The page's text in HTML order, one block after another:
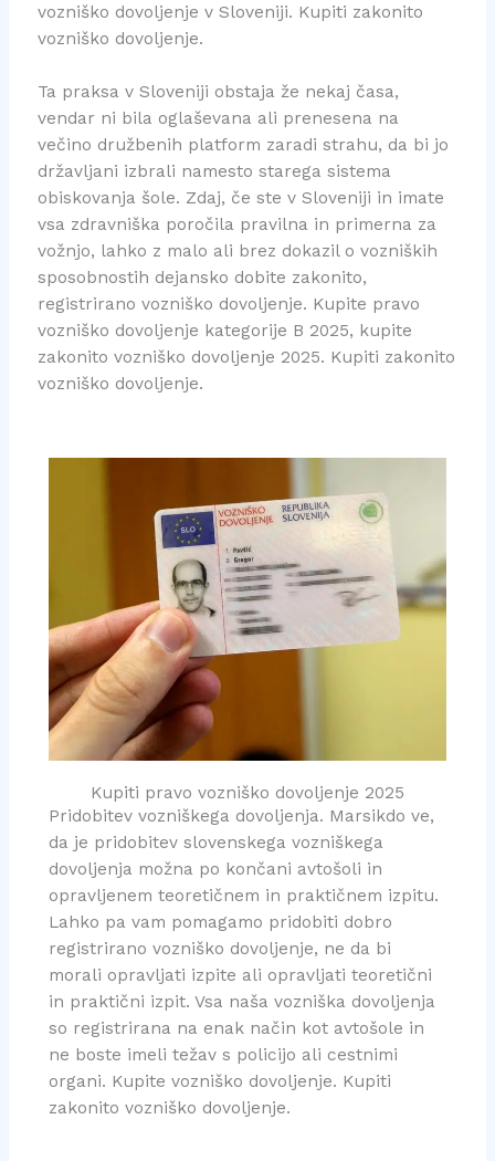
vozniško dovoljenje v Sloveniji. Kupiti zakonito
vozniško dovoljenje.
Ta praksa v Sloveniji obstaja že nekaj časa,
vendar ni bila oglaševana ali prenesena na
večino družbenih platform zaradi strahu, da bi jo
državljani izbrali namesto starega sistema
obiskovanja šole. Zdaj, če ste v Sloveniji in imate
vsa zdravniška poročila pravilna in primerna za
vožnjo, lahko z malo ali brez dokazil o vozniških
sposobnostih dejansko dobite zakonito,
registrirano vozniško dovoljenje. Kupite pravo
vozniško dovoljenje kategorije B 2025, kupite
zakonito vozniško dovoljenje 2025. Kupiti zakonito
vozniško dovoljenje.
Kupiti pravo vozniško dovoljenje 2025
Pridobitev vozniškega dovoljenja. Marsikdo ve,
da je pridobitev slovenskega vozniškega
dovoljenja možna po končani avtošoli in
opravljenem teoretičnem in praktičnem izpitu.
Lahko pa vam pomagamo pridobiti dobro
registrirano vozniško dovoljenje, ne da bi
morali opravljati izpite ali opravljati teoretični
in praktični izpit. Vsa naša vozniška dovoljenja
so registrirana na enak način kot avtošole in
ne boste imeli težav s policijo ali cestnimi
organi. Kupite vozniško dovoljenje. Kupiti
zakonito vozniško dovoljenje.